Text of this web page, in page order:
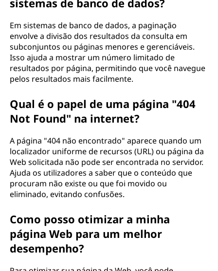
sistemas de banco de dados?
Em sistemas de banco de dados, a paginação
envolve a divisão dos resultados da consulta em
subconjuntos ou páginas menores e gerenciáveis.
Isso ajuda a mostrar um número limitado de
resultados por página, permitindo que você navegue
pelos resultados mais facilmente.
Qual é o papel de uma página "404
Not Found" na internet?
A página "404 não encontrado" aparece quando um
localizador uniforme de recursos (URL) ou página da
Web solicitada não pode ser encontrada no servidor.
Ajuda os utilizadores a saber que o conteúdo que
procuram não existe ou que foi movido ou
eliminado, evitando confusões.
Como posso otimizar a minha
página Web para um melhor
desempenho?